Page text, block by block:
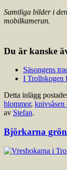
Samtliga bilder i
mobilkameran.
Du är kanske
Säsongens
I Trollskogen
Detta inlägg
blommor,
av Stefan.
Björkarna